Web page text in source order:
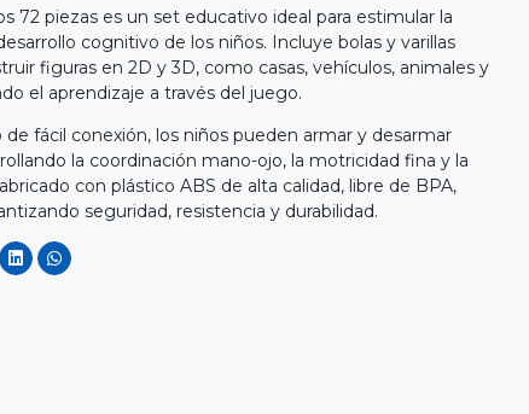
72 piezas es un set educativo ideal para estimular la
cognitivo de los niños. Incluye bolas y varillas
figuras en 2D y 3D, como casas, vehículos, animales y
el aprendizaje a través del juego.
fácil conexión, los niños pueden armar y desarmar
la coordinación mano-ojo, la motricidad fina y la
con plástico ABS de alta calidad, libre de BPA,
seguridad, resistencia y durabilidad.